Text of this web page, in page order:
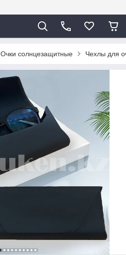
Очки солнцезащитные Чехлы для